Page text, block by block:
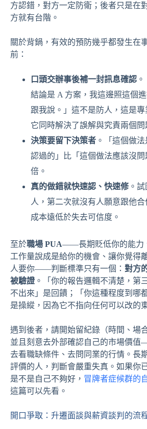
方認錯，對方一定防衛；後者只是在
方就有台階。
關於背鍋，有效的預防幾乎都發生在
前：
口頭交辦事後補一封訊息確認
結論是 A 方案，我這邊照這個
跟我說。」這不是防人，這是專
它同時解決了誤解與究責兩個問
決策要留下決策者 。「這個做
認過的」比「這個做法應該沒
倍。
真的做錯就快速認、快速修。試
人，第二次就沒有人願意跟他
成本遠低於失去可信度。
至於職場 PUA——長期貶低你的能力
工作量說成是給你的機會、讓你覺得
人要你——判斷標準只有一個： 對方
被驗證 。「你的報告邏輯不清楚，第
不出來」是回饋；「你這種程度到哪
是操縱，因為它不指向任何可以改的
遇到後者，請開始留紀錄（時間、場
並且刻意去外部確認自己的市場價值
去看職缺條件、去問同業的行情。長
評價的人，判斷會嚴重失真。如果你
是不是自己不夠好， 冒牌者症候群的
這篇可以先看。
開口爭取：升遷面談與薪資談判的流